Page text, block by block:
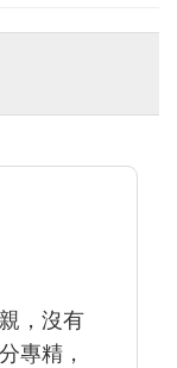
，沒有
專精，